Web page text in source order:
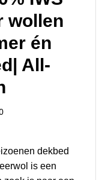
wollen
én
All-
dekbed
is een